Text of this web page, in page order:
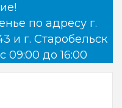
по адресу г.
и г. Старобельск
09:00 до 16:00